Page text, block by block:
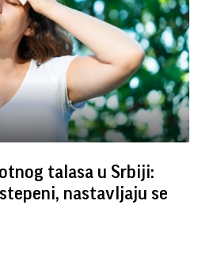
talasa u Srbiji:
nastavljaju se